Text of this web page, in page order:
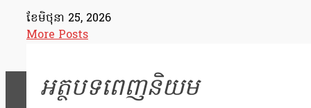
ខែ​មិថុនា 25, 2026
More Posts
អត្ថបទពេញនិយម